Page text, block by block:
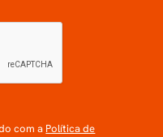
com a Política de